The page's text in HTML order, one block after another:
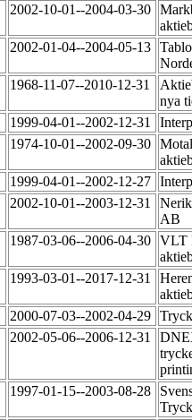
2002-10-01--2004-03-30
2002-01-04--2004-05-13
1968-11-07--2010-12-31
nya
1999-04-01--2002-12-31
1974-10-01--2002-09-30
1999-04-01--2002-12-27
2002-10-01--2003-12-31
AB
1987-03-06--2006-04-30 VLT
1993-03-01--2017-12-31
2000-07-03--2002-04-29
2002-05-06--2006-12-31
1997-01-15--2003-08-28